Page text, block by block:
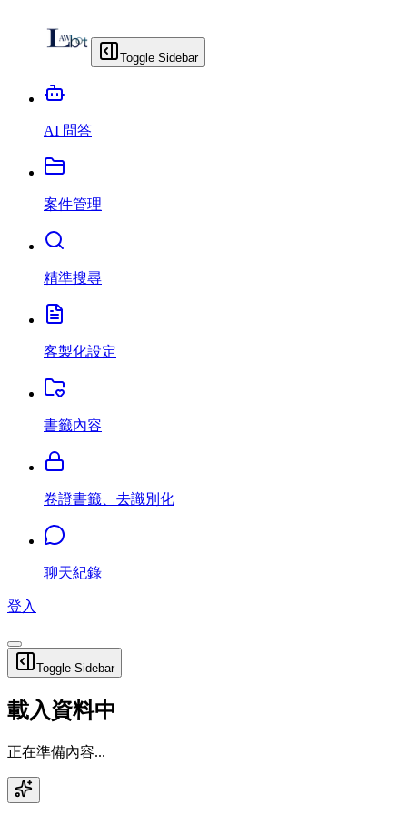
Toggle Sidebar
AI 問答
案件管理
精準搜尋
客製化設定
書籤內容
卷證書籤、去識別化
聊天紀錄
登入
Toggle Sidebar
載入資料中
正在準備內容...